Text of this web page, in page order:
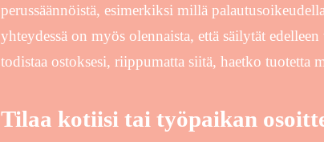
perussäännöistä, esimerkiksi millä
yhteydessä on myös olennaista, että säilytät
todistaa ostoksesi, riippumatta siitä, haetko tuotetta
Tilaa kotiisi tai työpaikan